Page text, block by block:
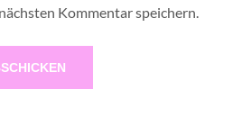
Kommentar speichern.